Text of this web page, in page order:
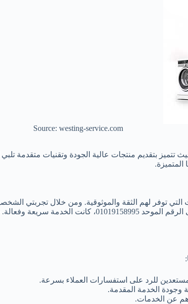
Source: westing-service.com
تتميز بتقديم منتجات عالية الجودة وتقنيات متقدمة
التي توفر لهم الثقة والموثوقية. ومن خلال تجربتي
للرد على استفسارات العملاء بسرعة.
وجودة الخدمة المقدمة.
عن الخدمات.